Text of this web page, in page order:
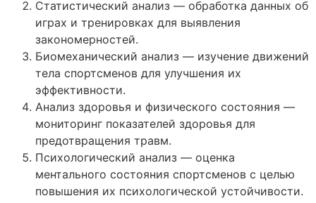
Статистический анализ — обработка данных об
играх и тренировках для выявления
закономерностей.
Биомеханический анализ — изучение движений
тела спортсменов для улучшения их
эффективности.
Анализ здоровья и физического состояния —
мониторинг показателей здоровья для
предотвращения травм.
Психологический анализ — оценка
ментального состояния спортсменов с целью
повышения их психологической устойчивости.